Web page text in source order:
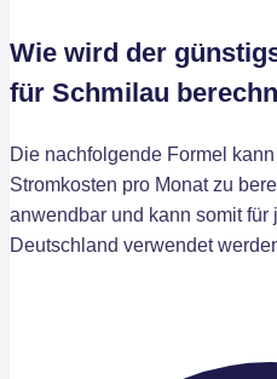
Wie wird der
für Schmilau
Die nachfolgende Formel
Stromkosten pro Monat zu
anwendbar und kann somit für
Deutschland verwendet